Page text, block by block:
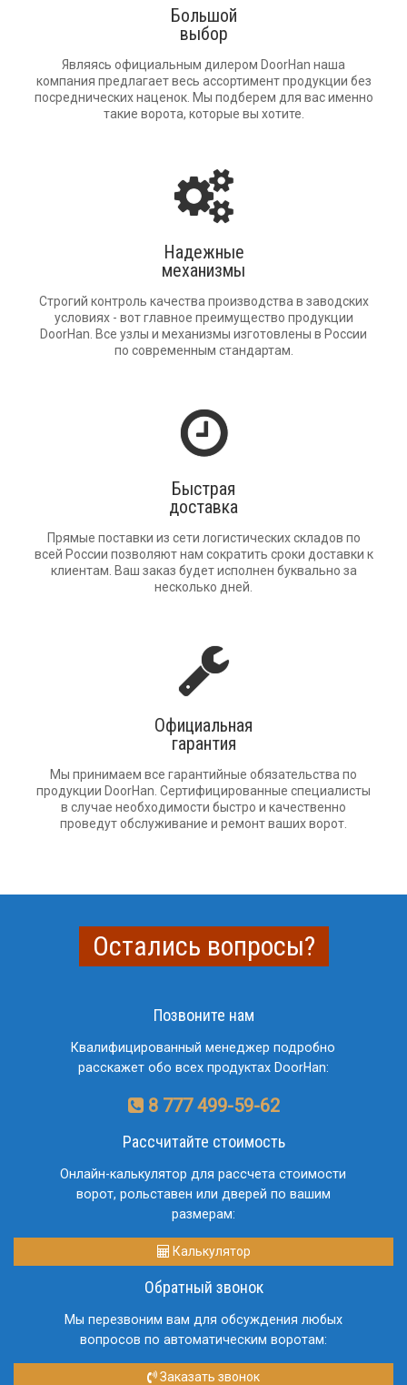
Большой
выбор
Являясь официальным дилером DoorHan наша
компания предлагает весь ассортимент продукции без
посреднических наценок. Мы подберем для вас именно
такие ворота, которые вы хотите.
Надежные
механизмы
Строгий контроль качества производства в заводских
условиях - вот главное преимущество продукции
DoorHan. Все узлы и механизмы изготовлены в России
по современным стандартам.
Быстрая
доставка
Прямые поставки из сети логистических складов по
всей России позволяют нам сократить сроки доставки к
клиентам. Ваш заказ будет исполнен буквально за
несколько дней.
Официальная
гарантия
Мы принимаем все гарантийные обязательства по
продукции DoorHan. Сертифицированные специалисты
в случае необходимости быстро и качественно
проведут обслуживание и ремонт ваших ворот.
Остались вопросы?
Позвоните нам
Квалифицированный менеджер подробно
расскажет обо всех продуктах DoorHan:
8 777 499-59-62
Рассчитайте стоимость
Онлайн-калькулятор для рассчета стоимости
ворот, рольставен или дверей по вашим
размерам:
Калькулятор
Обратный звонок
Мы перезвоним вам для обсуждения любых
вопросов по автоматическим воротам:
Заказать звонок